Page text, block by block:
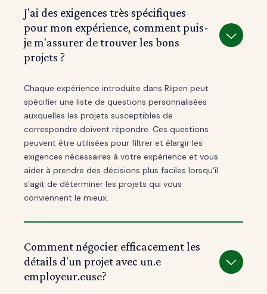
J'ai des exigences très spécifiques
pour mon expérience, comment puis-
je m'assurer de trouver les bons
projets ?
Chaque expérience introduite dans Riipen peut
spécifier une liste de questions personnalisées
auxquelles les projets susceptibles de
correspondre doivent répondre. Ces questions
peuvent être utilisées pour filtrer et élargir les
exigences nécessaires à votre expérience et vous
aider à prendre des décisions plus faciles lorsqu'il
s'agit de déterminer les projets qui vous
conviennent le mieux.
Comment négocier efficacement les
détails d'un projet avec un.e
employeur.euse?